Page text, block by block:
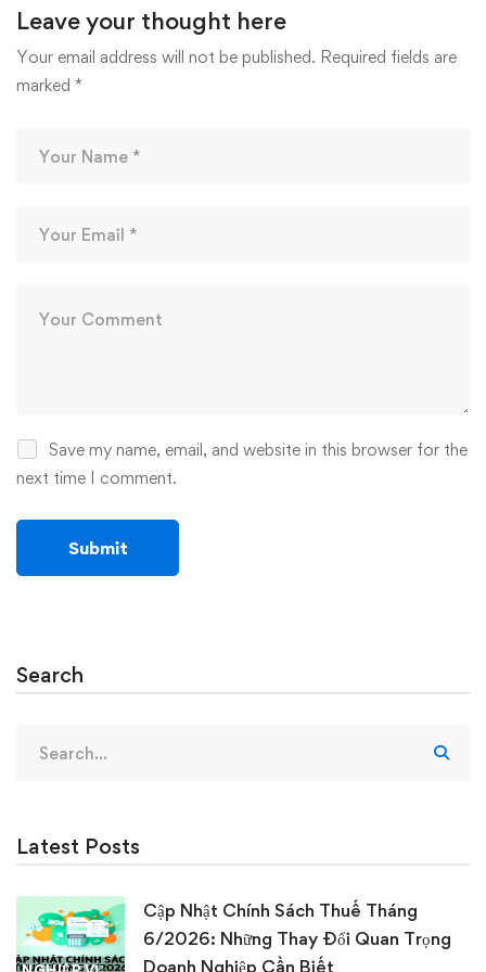
CAO NHẤT? 🎉🏆
22/04/2026
Leave your thought here
Your email address will not be published. Required fields are
marked *
Save my name, email, and website in this browser for the
next time I comment.
Search
for:
Latest Posts
Cập Nhật Chính Sách Thuế Tháng
6/2026: Những Thay Đổi Quan Trọng
Doanh Nghiệp Cần Biết